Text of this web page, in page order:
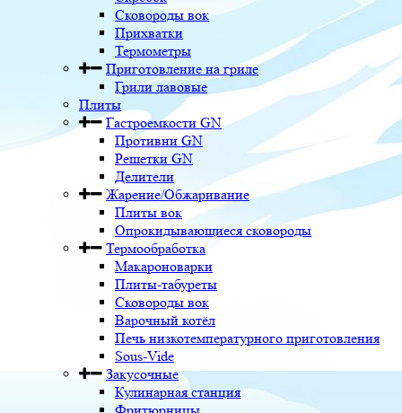
Сковороды вок
Прихватки
Термометры
Приготовление на гриле
Грили лавовые
Плиты
Гастроемкости GN
Противни GN
Решетки GN
Делители
Жарение/Обжаривание
Плиты вок
Опрокидывающиеся сковороды
Термообработка
Макароноварки
Плиты-табуреты
Сковороды вок
Варочный котёл
Печь низкотемпературного приготовления
Sous-Vide
Закусочные
Кулинарная станция